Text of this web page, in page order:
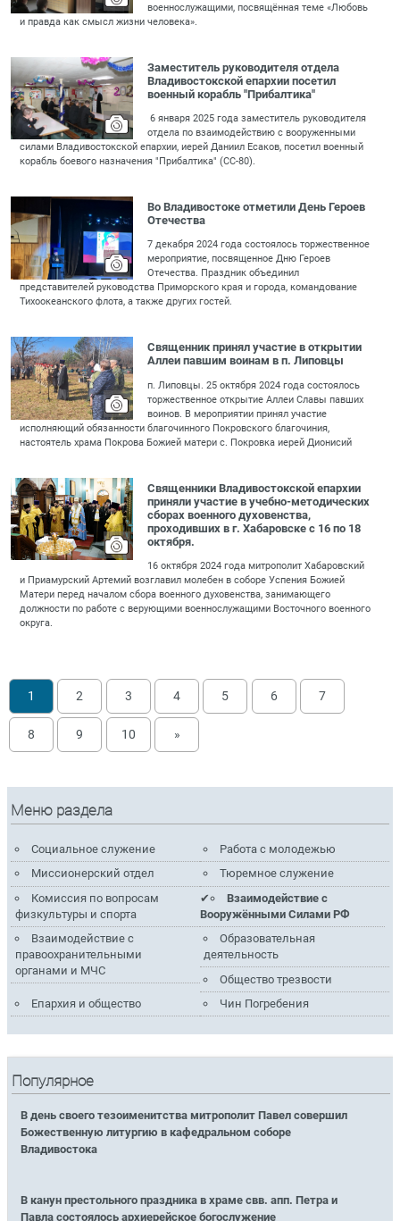
военнослужащими, посвящённая теме «Любовь
и правда как смысл жизни человека».
Заместитель руководителя отдела
Владивостокской епархии посетил
военный корабль "Прибалтика"
6 января 2025 года заместитель руководителя
отдела по взаимодействию с вооруженными
силами Владивостокской епархии, иерей Даниил Есаков, посетил военный
корабль боевого назначения "Прибалтика" (СС-80).
Во Владивостоке отметили День Героев
Отечества
7 декабря 2024 года состоялось торжественное
мероприятие, посвященное Дню Героев
Отечества. Праздник объединил
представителей руководства Приморского края и города, командование
Тихоокеанского флота, а также других гостей.
Священник принял участие в открытии
Аллеи павшим воинам в п. Липовцы
п. Липовцы. 25 октября 2024 года состоялось
торжественное открытие Аллеи Славы павших
воинов. В мероприятии принял участие
исполняющий обязанности благочинного Покровского благочиния,
настоятель храма Покрова Божией матери с. Покровка иерей Дионисий
Священники Владивостокской епархии
приняли участие в учебно-методических
сборах военного духовенства,
проходивших в г. Хабаровске с 16 по 18
октября.
16 октября 2024 года митрополит Хабаровский
и Приамурский Артемий возглавил молебен в соборе Успения Божией
Матери перед началом сбора военного духовенства, занимающего
должности по работе с верующими военнослужащими Восточного военного
округа.
1 2 3 4 5 6 7
8 9 10 »
Меню раздела
Социальное служение
Работа с молодежью
Миссионерский отдел
Тюремное служение
Комиссия по вопросам
физкультуры и спорта
Взаимодействие с
Вооружёнными Силами РФ
Взаимодействие с
правоохранительными
органами и МЧС
Образовательная
деятельность
Общество трезвости
Епархия и общество
Чин Погребения
Популярное
В день своего тезоименитства митрополит Павел совершил
Божественную литургию в кафедральном соборе
Владивостока
В канун престольного праздника в храме свв. апп. Петра и
Павла состоялось архиерейское богослужение